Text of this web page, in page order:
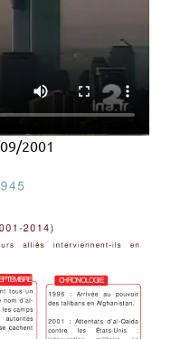
2001